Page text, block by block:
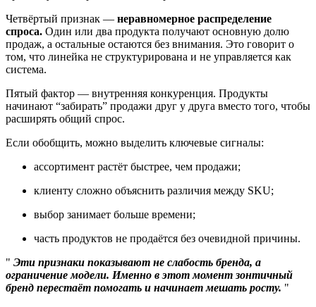
Четвёртый признак — неравномерное распределение
спроса. Один или два продукта получают основную долю
продаж, а остальные остаются без внимания. Это говорит о
том, что линейка не структурирована и не управляется как
система.
Пятый фактор — внутренняя конкуренция. Продукты
начинают “забирать” продажи друг у друга вместо того, чтобы
расширять общий спрос.
Если обобщить, можно выделить ключевые сигналы:
ассортимент растёт быстрее, чем продажи;
клиенту сложно объяснить различия между SKU;
выбор занимает больше времени;
часть продуктов не продаётся без очевидной причины.
Эти признаки показывают не слабость бренда, а
ограничение модели. Именно в этот момент зонтичный
бренд перестаёт помогать и начинает мешать росту.